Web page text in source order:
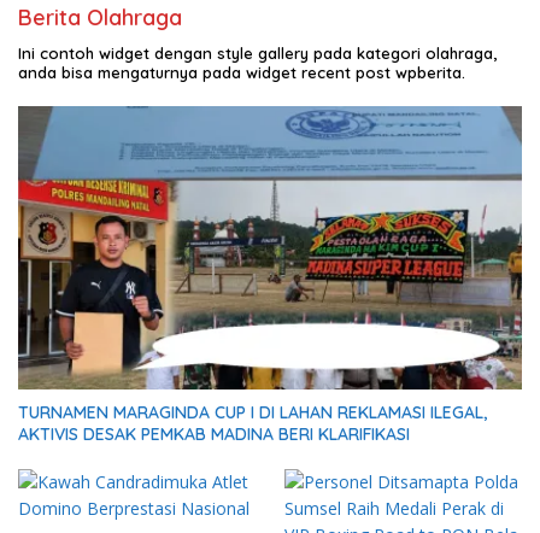
Berita Olahraga
Ini contoh widget dengan style gallery pada kategori olahraga,
anda bisa mengaturnya pada widget recent post wpberita.
TURNAMEN MARAGINDA CUP I DI LAHAN REKLAMASI ILEGAL,
AKTIVIS DESAK PEMKAB MADINA BERI KLARIFIKASI